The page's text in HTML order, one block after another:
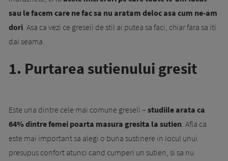
sau le facem care ne fac sa nu aratam deloc asa cum ne-am
dori. Asa ca vezi ce greseli de stil ai putea sa faci, chiar fara sa iti
dai seama.
1. Purtarea sutienului gresit
Este una dintre cele mai comune greseli – studiile arata ca
64% dintre femei poarta masura gresita la sutien. Afla ca
este mai important sa alegi o buna sustinere in locul unui
presupus confort atunci cand cumperi un sutien, si sa nu